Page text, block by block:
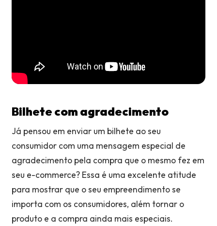
Bilhete com agradecimento
Já pensou em enviar um bilhete ao seu
consumidor com uma mensagem especial de
agradecimento pela compra que o mesmo fez em
seu e-commerce? Essa é uma excelente atitude
para mostrar que o seu empreendimento se
importa com os consumidores, além tornar o
produto e a compra ainda mais especiais.